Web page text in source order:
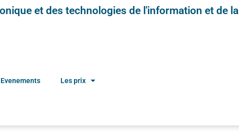
et des technologies de l'information et de la
Evenements Les prix